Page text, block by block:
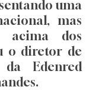
uma
mas
acima dos
o diretor de
Edenred